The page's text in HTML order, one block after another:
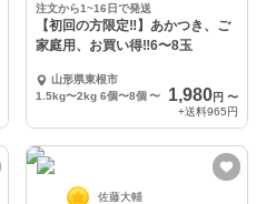
注文から1~16日で発送
【初回の方限定‼︎】あかつき、ご
家庭用、お買い得‼︎6〜8玉
山形県東根市
1.5kg〜2kg 6個〜8個 〜 1,980円 〜
+送料965円
佐藤大輔